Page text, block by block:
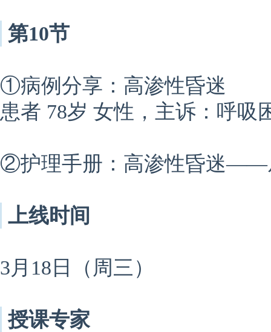
第10节
①病例分享：高渗性昏迷
患者 78岁 女性， 主诉：呼吸
②护理手册：高渗性昏迷——
上线时间
3月18日（周三）
授课专家